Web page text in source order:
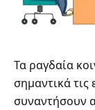
Τα ραγδαία
σημαντικά τις
συναντήσουν